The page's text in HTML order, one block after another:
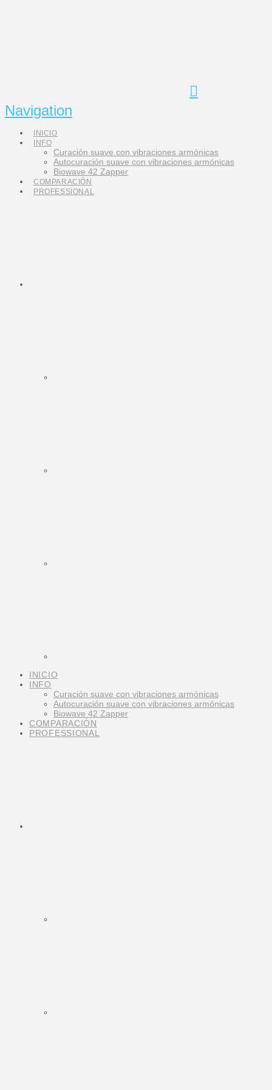
Navigation
INICIO
INFO
Curación suave con vibraciones armónicas
Autocuración suave con vibraciones armónicas
Biowave 42 Zapper
COMPARACIÓN
PROFESSIONAL
INICIO
INFO
Curación suave con vibraciones armónicas
Autocuración suave con vibraciones armónicas
Biowave 42 Zapper
COMPARACIÓN
PROFESSIONAL